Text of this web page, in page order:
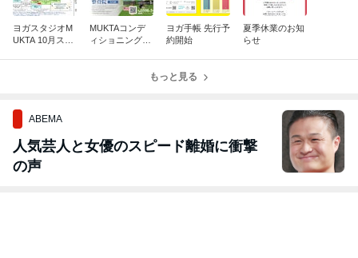
ヨガスタジオM
UKTA 10月スケ
MUKTAコンデ
ィショニング整
ヨガ手帳 先行予
約開始
夏季休業のお知
らせ
もっと見る
ABEMA
人気芸人と女優のスピード離婚に衝撃
の声